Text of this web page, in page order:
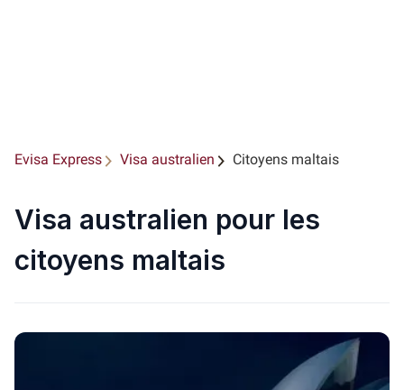
Evisa Express Visa australien Citoyens maltais
Visa australien pour les
citoyens maltais